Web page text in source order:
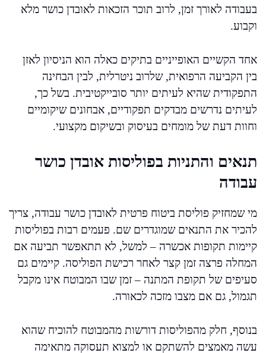
בעבודה לאורך זמן, לרוב תוכר הזכאות לאובדן כושר מלא
וקבוע.
אחד הקשיים האופייניים בתיקים כאלה הוא הניסיון לאזן
בין הקביעה הרפואית, שלרוב ניטרלית, לבין הבחינה
התפקודית שהיא לעיתים יותר סובייקטיבית. בשל כך,
לעיתים נדרשים מבדקים תפקודיים, אבחונים שיקומיים
וחוות דעת של מומחים בעיסוק ובשיקום מקצועי.
תנאים והתניות בפוליסות אובדן כושר
עבודה
מי שמחזיק פוליסת ביטוח פרטית לאובדן כושר עבודה, צריך
להכיר את התנאים שמוגדרים שם. פעמים רבות בפוליסות
קיימות תקופות אכשרה – למשל, לא תתאפשר תביעה אם
המחלה פרצה זמן קצר לאחר רכישת הפוליסה. קיימים גם
סעיפים של תקופת המתנה – זמן שבו המבוטח אינו מקבל
תגמול, גם אם מצבו מזכה לכאורה.
בנוסף, חלק מהפוליסות דורשות מהמבוטח להוכיח שהוא
עשה מאמצים להשתקם או למצוא תעסוקה מתאימה